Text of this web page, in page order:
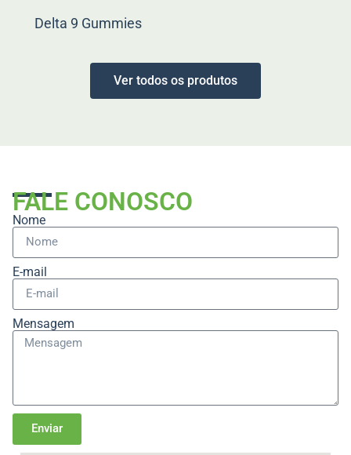
Delta 9 Gummies
Ver todos os produtos
FALE CONOSCO
Nome
E-mail
Mensagem
Enviar